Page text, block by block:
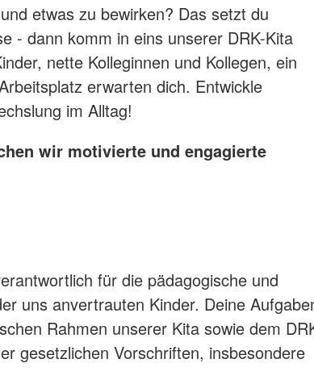
etwas zu bewirken? Das setzt du
- dann komm in eins unserer DRK-Kita
nette Kolleginnen und Kollegen, ein
erwarten dich. Entwickle
im Alltag!
wir motivierte und engagierte
für die pädagogische und
uns anvertrauten Kinder. Deine
Rahmen unserer Kita sowie dem
gesetzlichen Vorschriften, insbesondere